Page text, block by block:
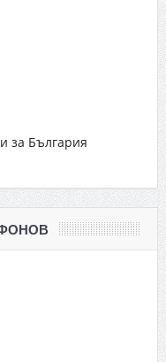
за България